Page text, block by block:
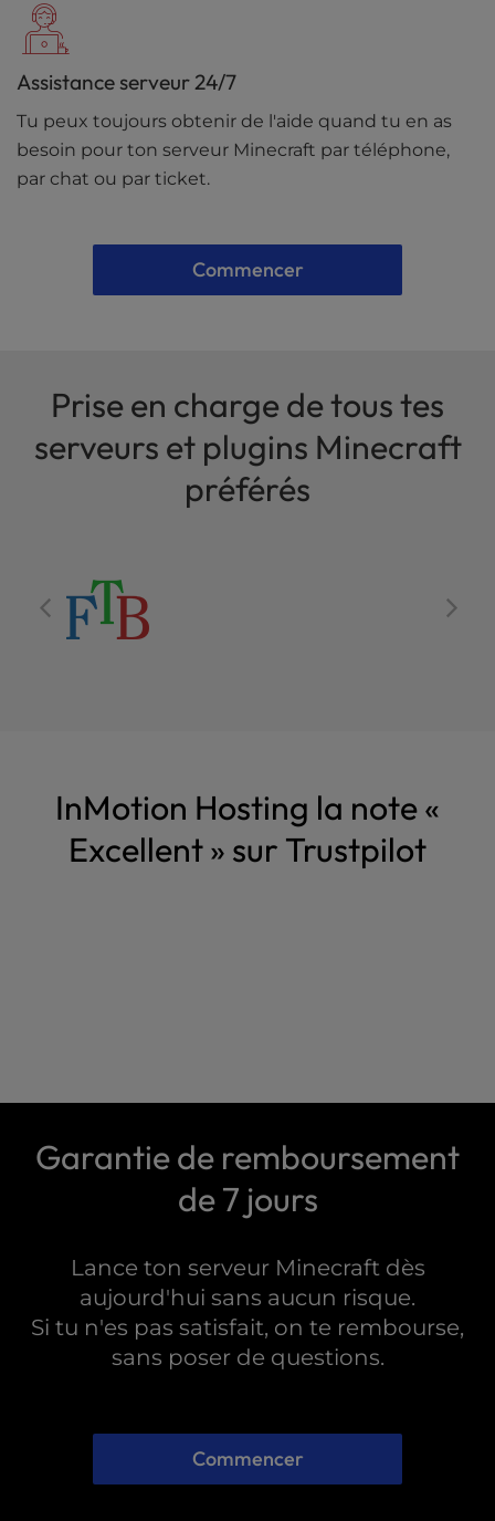
Assistance serveur 24/7
Tu peux toujours obtenir de l'aide quand tu en as
besoin pour ton serveur Minecraft par téléphone,
par chat ou par ticket.
Commencer
Prise en charge de tous tes
serveurs et plugins Minecraft
préférés
InMotion Hosting la note «
Excellent » sur Trustpilot
Garantie de remboursement
de 7 jours
Lance ton serveur Minecraft dès
aujourd'hui sans aucun risque.
Si tu n'es pas satisfait, on te rembourse,
sans poser de questions.
Commencer